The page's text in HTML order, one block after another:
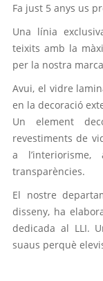
Fa just 5 anys us
Una línia
teixits amb la
per la nostra
Avui, el vidre
en la decoració
Un element
revestiments de
a
transparències.
El nostre
disseny, ha
dedicada al LLI.
suaus perquè